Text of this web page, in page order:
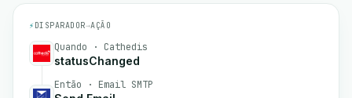
⚡ DISPARADOR→AÇÃO
Quando · Cathedis
statusChanged
Então · Email SMTP